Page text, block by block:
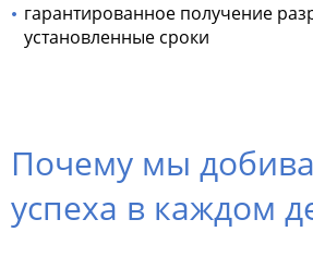
гарантированное получение
установленные сроки
Почему мы
успеха в каждом